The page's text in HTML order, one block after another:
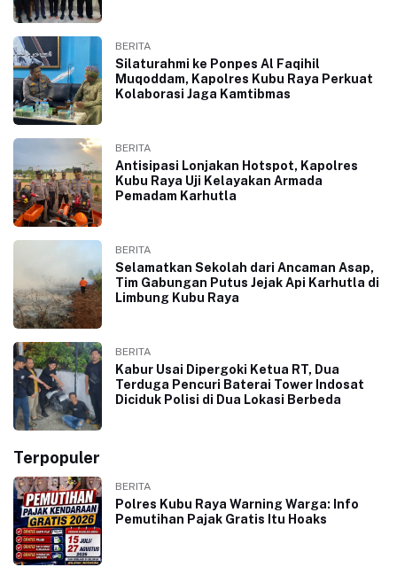
BERITA
Silaturahmi ke Ponpes Al Faqihil
Muqoddam, Kapolres Kubu Raya Perkuat
Kolaborasi Jaga Kamtibmas
BERITA
Antisipasi Lonjakan Hotspot, Kapolres
Kubu Raya Uji Kelayakan Armada
Pemadam Karhutla
BERITA
Selamatkan Sekolah dari Ancaman Asap,
Tim Gabungan Putus Jejak Api Karhutla di
Limbung Kubu Raya
BERITA
Kabur Usai Dipergoki Ketua RT, Dua
Terduga Pencuri Baterai Tower Indosat
Diciduk Polisi di Dua Lokasi Berbeda
Terpopuler
BERITA
Polres Kubu Raya Warning Warga: Info
Pemutihan Pajak Gratis Itu Hoaks